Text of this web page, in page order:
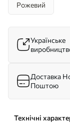
Рожевий
Українське
Доставка
Поштою
Технічні